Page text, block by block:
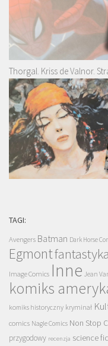
Thorgal. Kriss de Valnor.
TAGI:
Avengers Batman Dark Horse
Egmontfantastyka
Image Comics Inne Jean
komiks
komiks historyczny kryminał
comics Nagle Comics Non Stop
przygodowy recenzja science